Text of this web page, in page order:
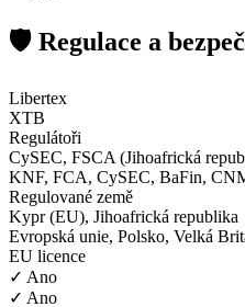
🛡️ Regulace a
Libertex
XTB
Regulátoři
CySEC, FSCA (Jihoafrická
KNF, FCA, CySEC, BaFin,
Regulované země
Kypr (EU), Jihoafrická republika
Evropská unie, Polsko, Velká
EU licence
✓ Ano
✓ Ano